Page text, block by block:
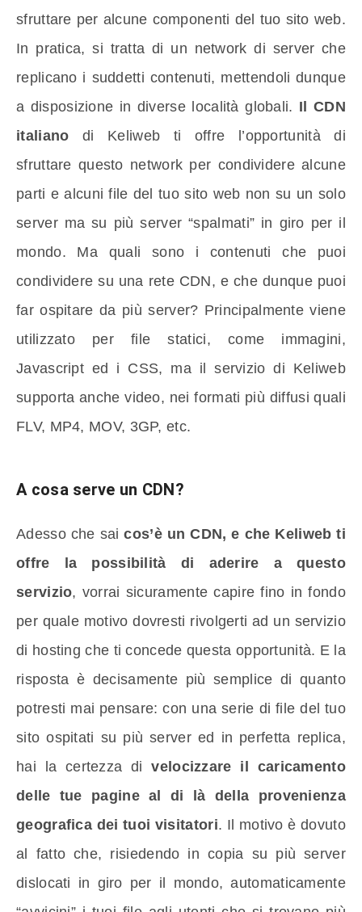
sfruttare per alcune componenti del tuo sito web.
In pratica, si tratta di un network di server che
replicano i suddetti contenuti, mettendoli dunque
a disposizione in diverse località globali. Il CDN
italiano di Keliweb ti offre l’opportunità di
sfruttare questo network per condividere alcune
parti e alcuni file del tuo sito web non su un solo
server ma su più server “spalmati” in giro per il
mondo. Ma quali sono i contenuti che puoi
condividere su una rete CDN, e che dunque puoi
far ospitare da più server? Principalmente viene
utilizzato per file statici, come immagini,
Javascript ed i CSS, ma il servizio di Keliweb
supporta anche video, nei formati più diffusi quali
FLV, MP4, MOV, 3GP, etc.
A cosa serve un CDN?
Adesso che saicos’è un CDN, e che Keliweb ti
offre la possibilità di aderire a questo
servizio, vorrai sicuramente capire fino in fondo
per quale motivo dovresti rivolgerti ad un servizio
di hosting che ti concede questa opportunità. E la
risposta è decisamente più semplice di quanto
potresti mai pensare: con una serie di file del tuo
sito ospitati su più server ed in perfetta replica,
hai la certezza divelocizzare il caricamento
delle tue pagine al di là della provenienza
geografica dei tuoi visitatori. Il motivo è dovuto
al fatto che, risiedendo in copia su più server
dislocati in giro per il mondo, automaticamente